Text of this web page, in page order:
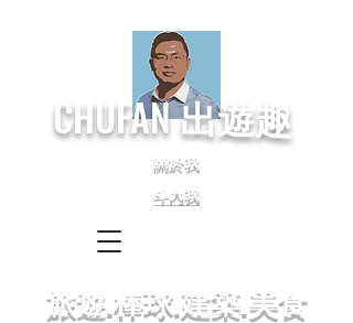
CHUFAN出遊趣
關於我
斗內我
旅遊.棒球.建築.美食